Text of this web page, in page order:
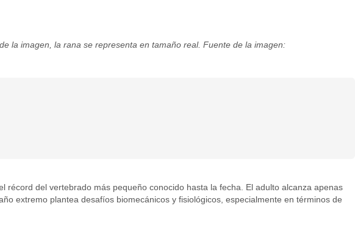
la imagen, la rana se representa en tamaño real. Fuente de la imagen:
récord del vertebrado más pequeño conocido hasta la fecha. El adulto alcanza apenas
extremo plantea desafíos biomecánicos y fisiológicos, especialmente en términos de